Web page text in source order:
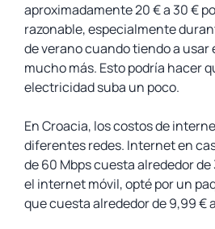
aproximadamente 20 € a 30 €
razonable, especialmente
de verano cuando tiendo a
mucho más. Esto podría hacer
electricidad suba un poco.
En Croacia, los costos de
diferentes redes. Internet en
de 60 Mbps cuesta alrededor de
el internet móvil, opté por un
que cuesta alrededor de 9,99 €